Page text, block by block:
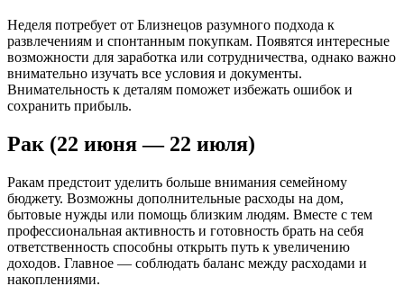
Неделя потребует от Близнецов разумного подхода к
развлечениям и спонтанным покупкам. Появятся интересные
возможности для заработка или сотрудничества, однако важно
внимательно изучать все условия и документы.
Внимательность к деталям поможет избежать ошибок и
сохранить прибыль.
Рак (22 июня — 22 июля)
Ракам предстоит уделить больше внимания семейному
бюджету. Возможны дополнительные расходы на дом,
бытовые нужды или помощь близким людям. Вместе с тем
профессиональная активность и готовность брать на себя
ответственность способны открыть путь к увеличению
доходов. Главное — соблюдать баланс между расходами и
накоплениями.